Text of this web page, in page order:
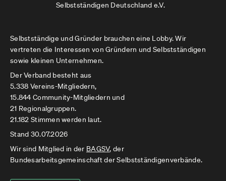
Selbstständigen Deutschland e.V.
Selbstständige und Gründer brauchen eine Lobby. Wir
vertreten die Interessen von Gründern und Selbstständigen
sowie kleinen Unternehmen.
Der Verband besteht aus
5.338 Vereins-Mitgliedern,
15.844 Community-Mitgliedern und
21 Regionalgruppen.
21.182 Stimmen werden laut.
Stand 30.07.2026
Wir sind Mitglied in der BAGSV, der
Bundesarbeitsgemeinschaft der Selbstständigenverbände.